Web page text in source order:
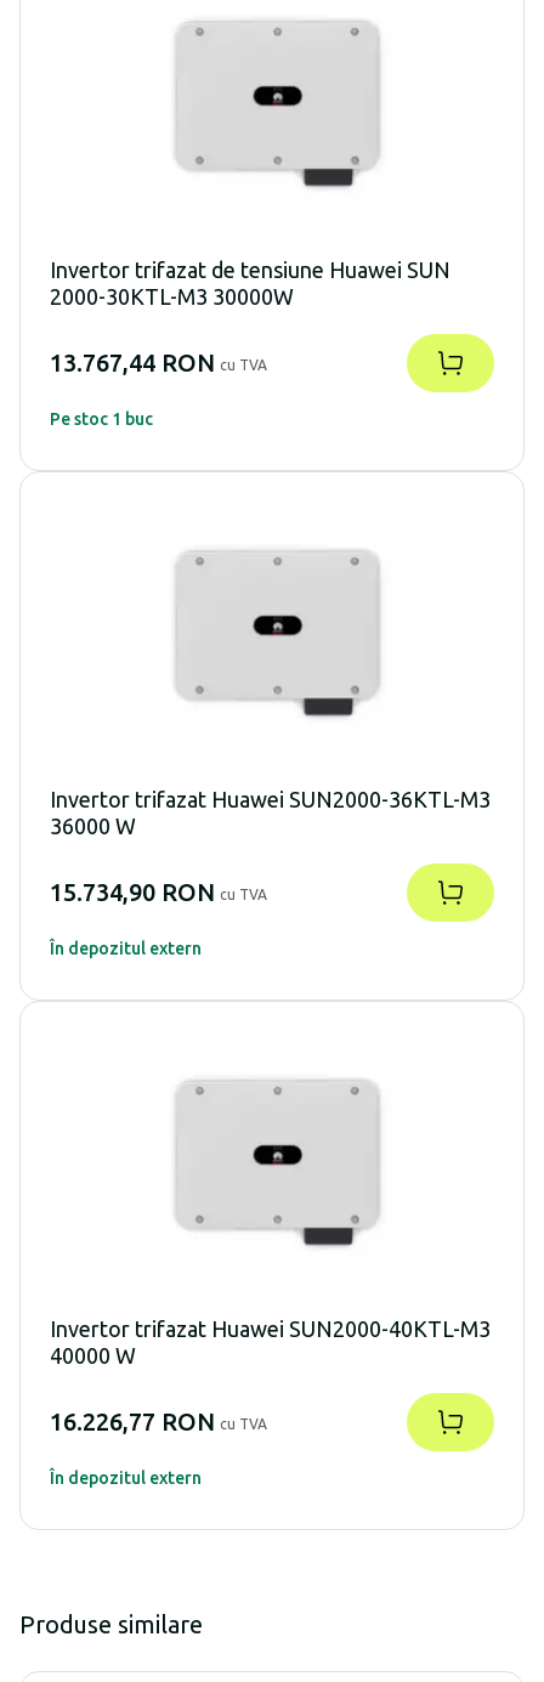
Invertor trifazat de tensiune Huawei SUN
2000-30KTL-M3 30000W
13.767,44 RON cu TVA
Pe stoc 1 buc
Invertor trifazat Huawei SUN2000-36KTL-M3
36000 W
15.734,90 RON cu TVA
În depozitul extern
Invertor trifazat Huawei SUN2000-40KTL-M3
40000 W
16.226,77 RON cu TVA
În depozitul extern
Produse similare